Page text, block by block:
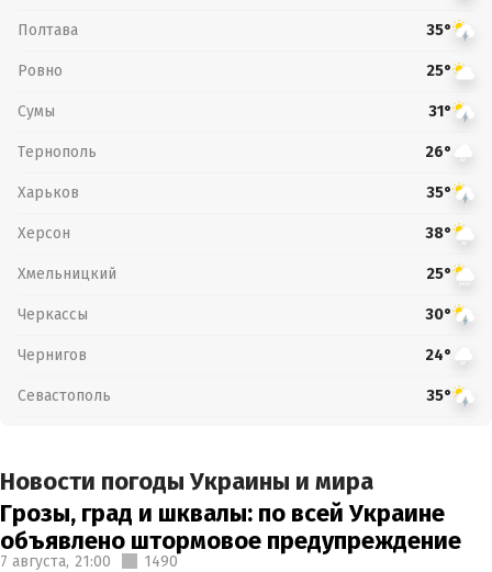
Полтава 35°
Ровно 25°
Сумы 31°
Тернополь 26°
Харьков 35°
Херсон 38°
Хмельницкий 25°
Черкассы 30°
Чернигов 24°
Севастополь 35°
Новости погоды Украины и мира
Грозы, град и шквалы: по всей Украине
объявлено штормовое предупреждение
7 августа, 21:00 1490